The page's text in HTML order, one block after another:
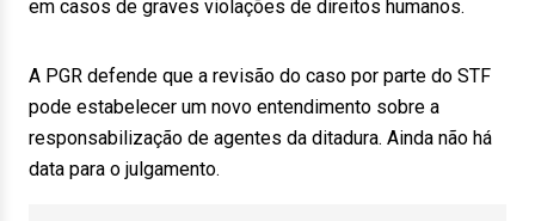
em casos de graves violações de direitos humanos.
A PGR defende que a revisão do caso por parte do STF
pode estabelecer um novo entendimento sobre a
responsabilização de agentes da ditadura. Ainda não há
data para o julgamento.